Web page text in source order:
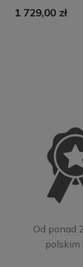
1 729,00 zł
Od ponad
polskim